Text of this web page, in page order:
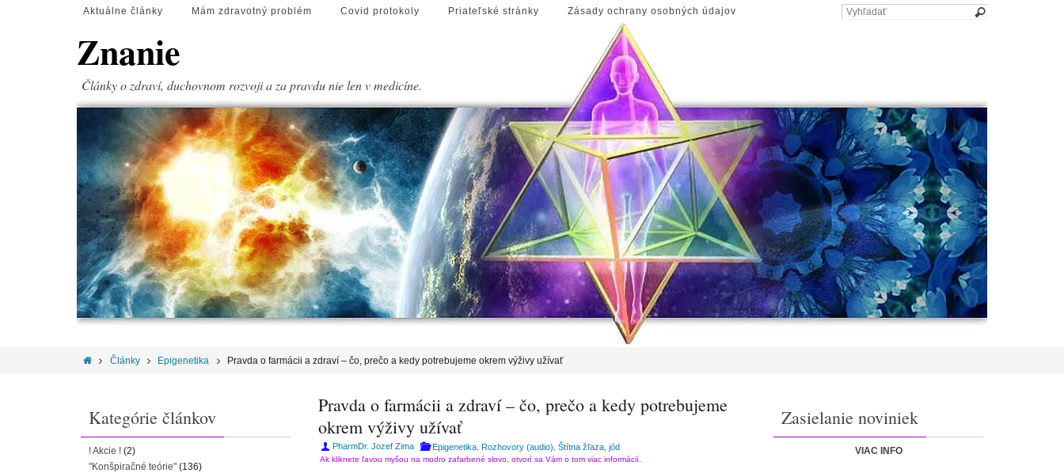
Aktuálne články Mám zdravotný problém Covid protokoly Priateľské stránky Zásady ochrany osobných údajov
Znanie
Články o zdraví, duchovnom rozvoji a za pravdu nie len v medicíne.
Články Epigenetika Pravda o farmácii a zdraví – čo, prečo a kedy potrebujeme okrem výživy užívať
Pravda o farmácii a zdraví – čo, prečo a kedy potrebujeme
okrem výživy užívať
PharmDr. Jozef Zima Epigenetika, Rozhovory (audio) Štítna žľaza, jód
Ak kliknete ľavou myšou na modro zafarbené slovo, otvorí sa Vám o tom viac informácií.
Kategórie článkov
! Akcie ! (2)
"Konšpiračné teórie" (136)
Zasielanie noviniek
VIAC INFO